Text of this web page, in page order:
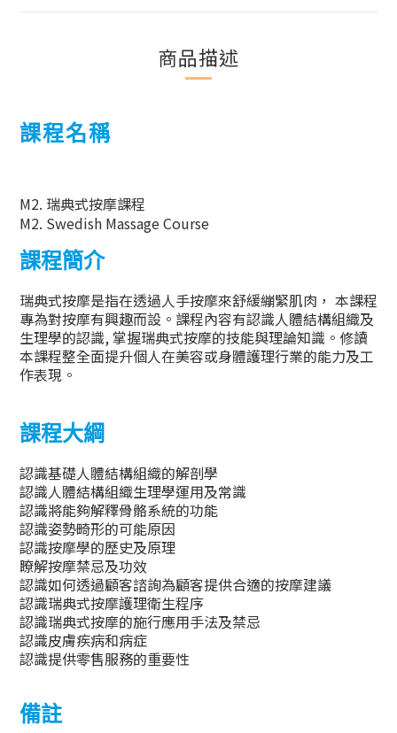
商品描述
課程名稱
M2. 瑞典式按摩課程
M2. Swedish Massage Course
課程簡介
瑞典式按摩是指在透過人手按摩來舒緩繃緊肌肉， 本課程
專為對按摩有興趣而設。課程內容有認識人體結構組織及
生理學的認識,掌握瑞典式按摩的技能與理論知識。修讀
本課程整全面提升個人在美容或身體護理行業的能力及工
作表現。
課程大綱
認識基礎人體結構組織的解剖學
認識人體結構組織生理學運用及常識
認識將能夠解釋骨骼系統的功能
認識姿勢畸形的可能原因
認識按摩學的歷史及原理
瞭解按摩禁忌及功效
認識如何透過顧客諮詢為顧客提供合適的按摩建議
認識瑞典式按摩護理衛生程序
認識瑞典式按摩的施行應用手法及禁忌
認識皮膚疾病和病症
認識提供零售服務的重要性
備註